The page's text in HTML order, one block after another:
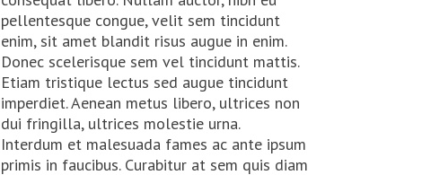
pellentesque congue, velit sem tincidunt
enim, sit amet blandit risus augue in enim.
Donec scelerisque sem vel tincidunt mattis.
Etiam tristique lectus sed augue tincidunt
imperdiet. Aenean metus libero, ultrices non
dui fringilla, ultrices molestie urna.
Interdum et malesuada fames ac ante ipsum
primis in faucibus. Curabitur at sem quis diam